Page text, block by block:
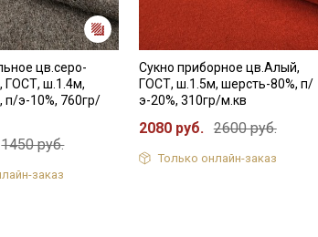
цв.серо-
ГОСТ, ш.1.4м,
п/э-10%, 760гр/
1450 руб.
заказ
Сукно приборное цв.Алый,
ГОСТ, ш.1.5м, шерсть-80%, п/
э-20%, 310гр/м.кв
2080 руб. 2600 руб.
Только онлайн-заказ
ДаюСогласие на получение рекламных и
информационных рассылок